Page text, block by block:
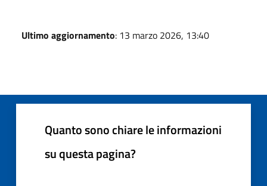
Ultimo aggiornamento: 13 marzo 2026, 13:40
Quanto sono chiare le informazioni
su questa pagina?